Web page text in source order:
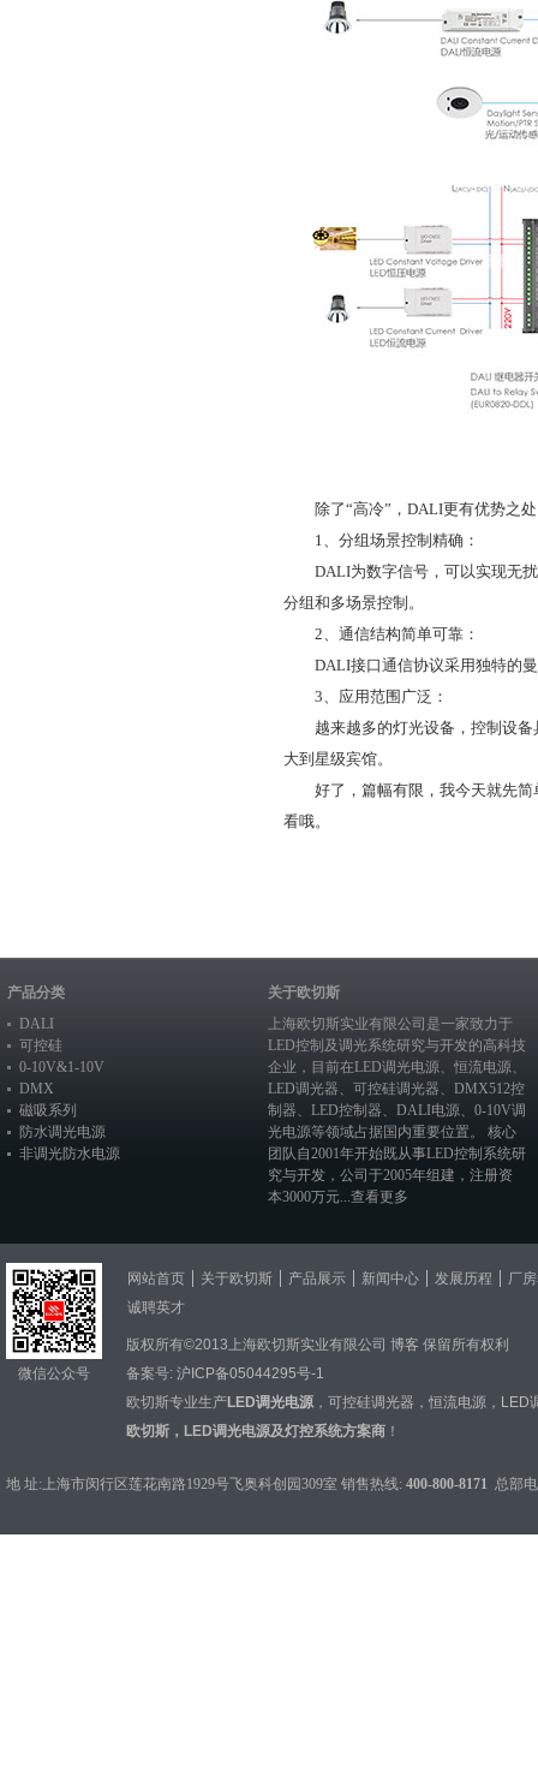
除了“高冷”，DALI更有优势之
1、分组场景控制精确：
DALI为数字信号，可以实现无扰
分组和多场景控制。
2、通信结构简单可靠：
DALI接口通信协议采用独特的曼
3、应用范围广泛：
越来越多的灯光设备，控制设备
大到星级宾馆。
好了，篇幅有限，我今天就先简
看哦。
产品分类
DALI
可控硅
0-10V&1-10V
DMX
磁吸系列
防水调光电源
非调光防水电源
关于欧切斯
上海欧切斯实业有限公司是一家致力于
LED控制及调光系统研究与开发的高科技
企业，目前在LED调光电源、恒流电源、
LED调光器、 可控硅调光器、 DMX512控
制器、 LED控制器、 DALI电源、 0-10V调
光电源等领域占据国内重要位置。 核心
团队自2001年开始既从事LED控制系统研
究与开发，公司于2005年组建，注册资
本3000万元...查看更多
微信公众号
网站首页 关于欧切斯 产品展示 新闻中心 发展历程
厂
诚聘英才
版权所有©2013上海欧切斯实业有限公司 博客 保留所有权利
备案号: 沪ICP备05044295号-1
欧切斯专业生产LED调光电源 ， 可控硅调光器 ， 恒流电源 ， LED
欧切斯，LED调光电源及灯控系统方案商 ！
地 址:上海市闵行区莲花南路1929号飞奥科创园309室 销售热线: 400-800-8171 总部